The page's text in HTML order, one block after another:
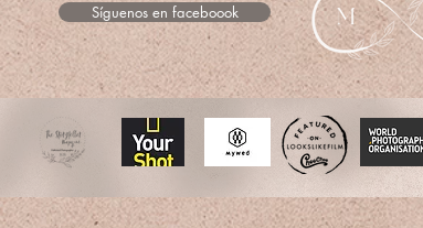
Síguenos en faceboook